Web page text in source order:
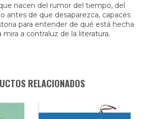
nacen del rumor del tiempo, del
antes de que desaparezca, capaces
para entender de qué está hecha
mira a contraluz de la literatura.
RELACIONADOS